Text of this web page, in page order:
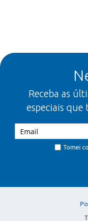
Receba as
especiais que
Tomei